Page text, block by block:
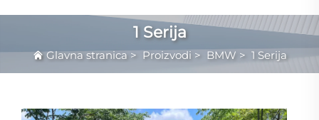
1 Serija
Glavna stranica > Proizvodi > BMW > 1 Serija